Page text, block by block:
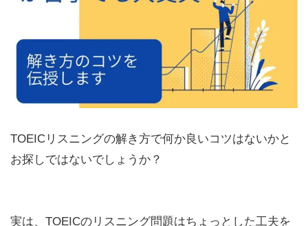
TOEICリスニングの解き方で何か良いコツはないかと
お探しではないでしょうか？
実は、TOEICのリスニング問題はちょっとした工夫を